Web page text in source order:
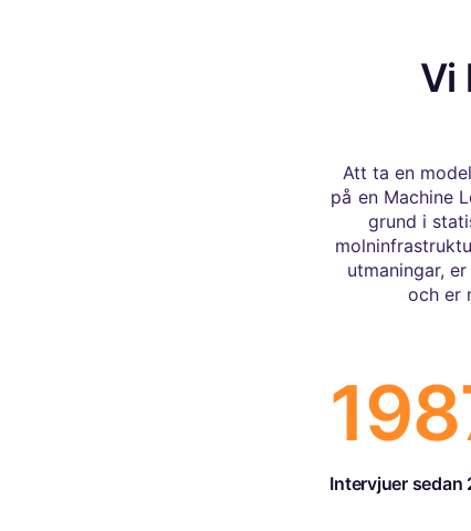
Vi
Att ta en
på en Machine
grund i
utmaningar,
och er
Intervjuer sedan